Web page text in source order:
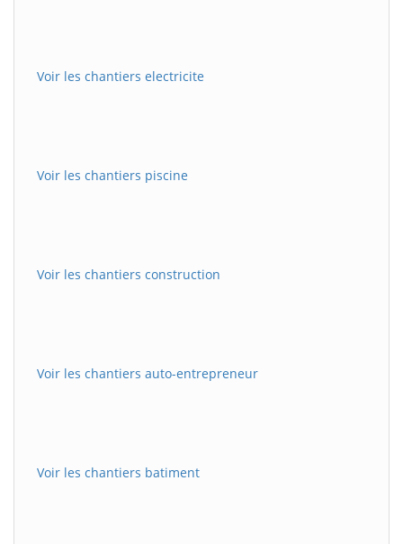
Voir les chantiers electricite
Voir les chantiers piscine
Voir les chantiers construction
Voir les chantiers auto-entrepreneur
Voir les chantiers batiment